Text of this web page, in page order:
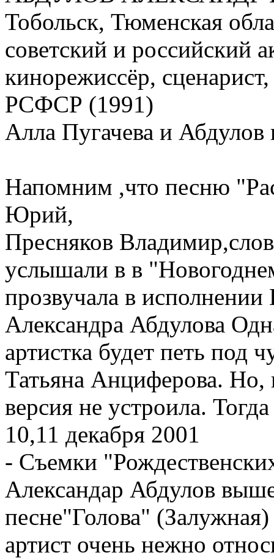
Тобольск, Тюменская
советский и российский
кинорежиссёр,
РСФСР (1991)
Алла Пугачева и Абдулов
Напомним ,что песню
Юрий,
Пресняков
услышали в в
прозвучала в
Александра Абдулова
артистка будет петь под
Татьяна Анциферова. Но,
версия не устроила.
10,11 декабря 2001
- Съемки
Александар Абдулов
песне"Голова" (Залужная)
артист очень нежно